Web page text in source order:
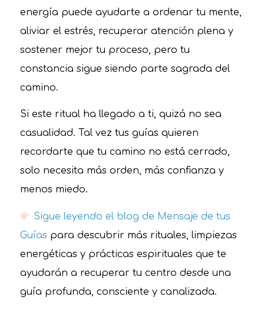
energía puede ayudarte a ordenar tu mente,
aliviar el estrés, recuperar atención plena y
sostener mejor tu proceso, pero tu
constancia sigue siendo parte sagrada del
camino.
Si este ritual ha llegado a ti, quizá no sea
casualidad. Tal vez tus guías quieren
recordarte que tu camino no está cerrado,
solo necesita más orden, más confianza y
menos miedo.
Sigue leyendo el blog de Mensaje de tus
Guías para descubrir más rituales, limpiezas
energéticas y prácticas espirituales que te
ayudarán a recuperar tu centro desde una
guía profunda, consciente y canalizada.